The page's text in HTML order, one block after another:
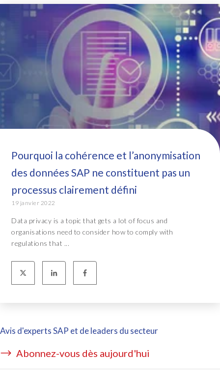
Pourquoi la cohérence et l’anonymisation
des données SAP ne constituent pas un
processus clairement défini
19 janvier 2022
Data privacy is a topic that gets a lot of focus and
organisations need to consider how to comply with
regulations that ...
Avis d'experts SAP et de leaders du secteur
Abonnez-vous dès aujourd'hui